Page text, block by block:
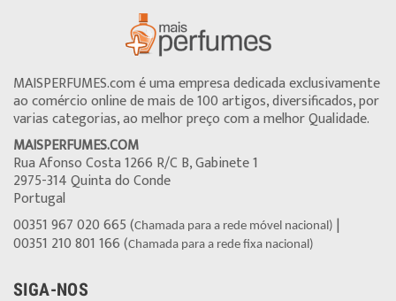
MAISPERFUMES.com é uma empresa dedicada exclusivamente
ao comércio online de mais de 100 artigos, diversificados, por
varias categorias, ao melhor preço com a melhor Qualidade.
MAISPERFUMES.COM
Rua Afonso Costa 1266 R/C B, Gabinete 1
2975-314 Quinta do Conde
Portugal
00351 967 020 665 (Chamada para a rede móvel nacional) |
00351 210 801 166 (Chamada para a rede fixa nacional)
SIGA-NOS